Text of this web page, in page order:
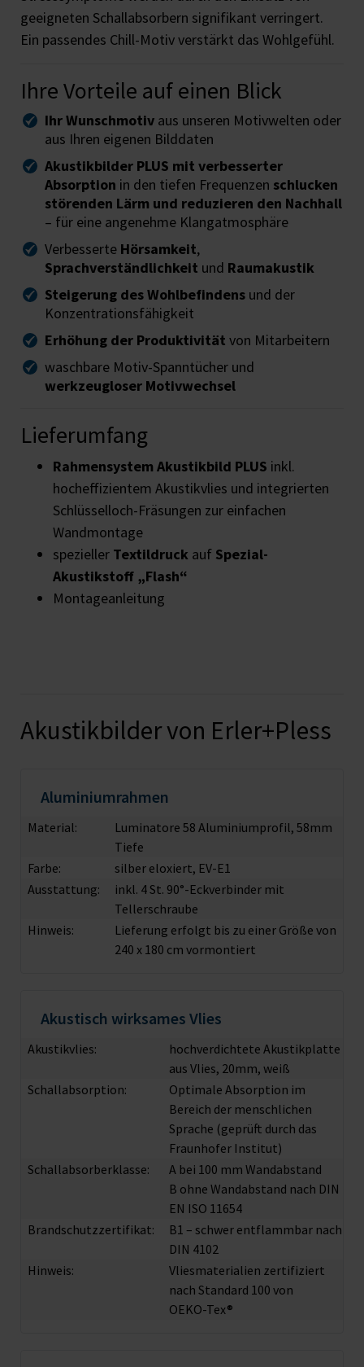
geeigneten Schallabsorbern signifikant verringert.
Ein passendes Chill-Motiv verstärkt das Wohlgefühl.
Ihre Vorteile auf einen Blick
Ihr Wunschmotiv aus unseren Motivwelten oder
aus Ihren eigenen Bilddaten
Akustikbilder PLUS mit verbesserter
Absorption in den tiefen Frequenzen schlucken
störenden Lärm und reduzieren den Nachhall
– für eine angenehme Klangatmosphäre
Verbesserte Hörsamkeit,
Sprachverständlichkeit und Raumakustik
Steigerung des Wohlbefindens und der
Konzentrationsfähigkeit
Erhöhung der Produktivität von Mitarbeitern
waschbare Motiv-Spanntücher und
werkzeugloser Motivwechsel
Lieferumfang
Rahmensystem Akustikbild PLUS inkl.
hocheffizientem Akustikvlies und integrierten
Schlüsselloch-Fräsungen zur einfachen
Wandmontage
spezieller Textildruck auf Spezial-
Akustikstoff „Flash“
Montageanleitung
Akustikbilder von Erler+Pless
Aluminiumrahmen
Material:
Luminatore 58 Aluminiumprofil, 58mm
Tiefe
Farbe:
silber eloxiert, EV-E1
Ausstattung:
inkl. 4 St. 90°-Eckverbinder mit
Tellerschraube
Hinweis:
Lieferung erfolgt bis zu einer Größe von
240 x 180 cm vormontiert
Akustisch wirksames Vlies
Akustikvlies:
hochverdichtete Akustikplatte
aus Vlies, 20mm, weiß
Schallabsorption:
Optimale Absorption im
Bereich der menschlichen
Sprache (geprüft durch das
Fraunhofer Institut)
Schallabsorberklasse:
A bei 100 mm Wandabstand
B ohne Wandabstand nach DIN
EN ISO 11654
Brandschutzzertifikat:
B1 – schwer entflammbar nach
DIN 4102
Hinweis:
Vliesmaterialien zertifiziert
nach Standard 100 von
OEKO-Tex®